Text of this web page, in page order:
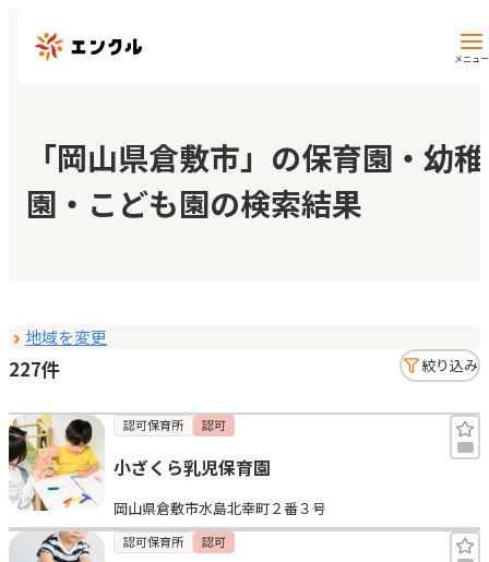
メニュー
保育園・幼稚園を探す
地図から探す
マイページ
お気に入り
見学日記
「岡山県倉敷市」の保育園・幼稚
園・こども園の検索結果
地域を変更
227件 絞り込み
認可保育所 認可
小ざくら乳児保育園
岡山県倉敷市水島北幸町２番３号
認可保育所 認可